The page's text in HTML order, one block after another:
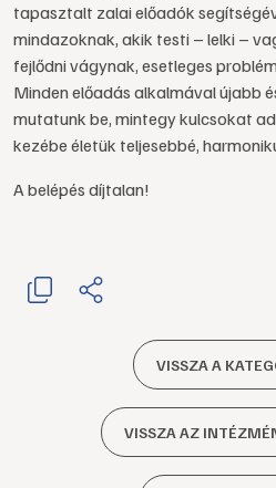
tapasztalt zalai előadók
mindazoknak, akik testi – lelki –
fejlődni vágynak, esetleges
Minden előadás alkalmával újabb
mutatunk be, mintegy kulcsokat
kezébe életük teljesebbé,
A belépés díjtalan!
VISSZA A
VISSZA AZ